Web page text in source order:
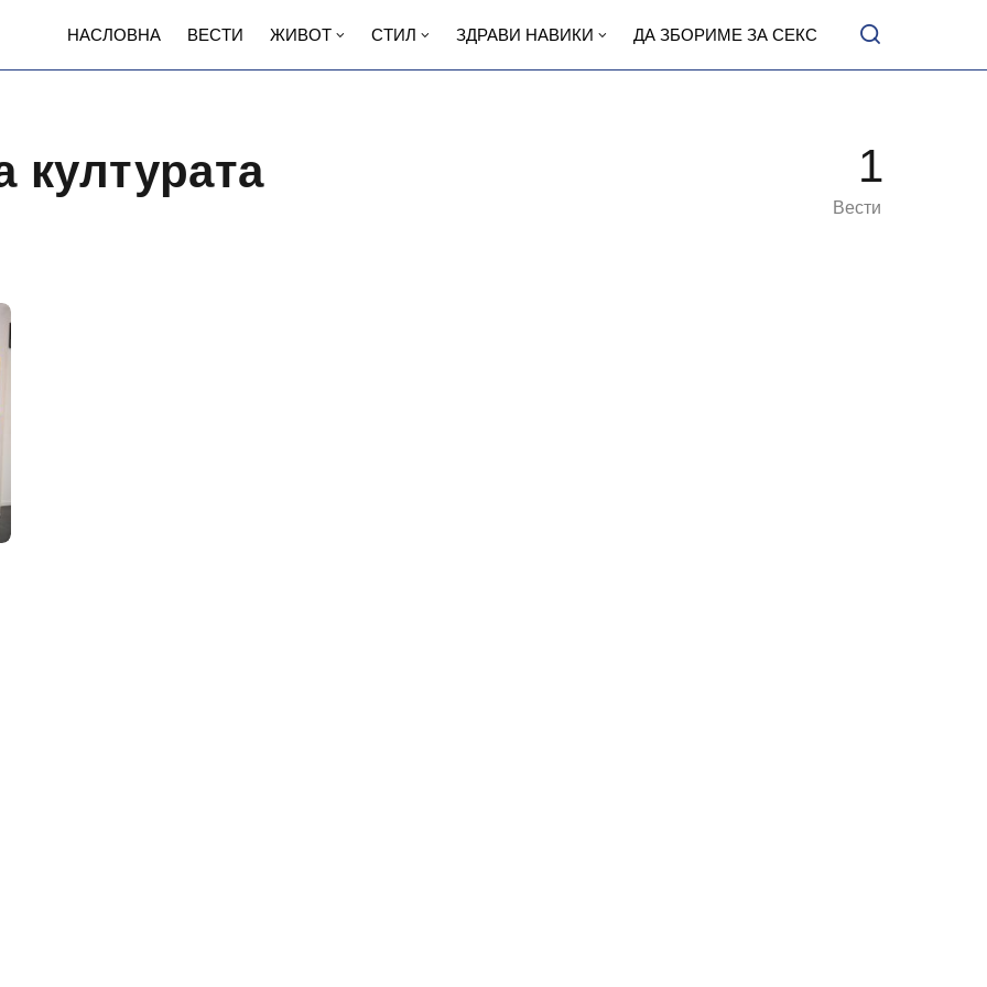
НАСЛОВНА ВЕСТИ ЖИВОТ СТИЛ ЗДРАВИ НАВИКИ ДА ЗБОРИМЕ ЗА СЕКС
културата 1
Вести